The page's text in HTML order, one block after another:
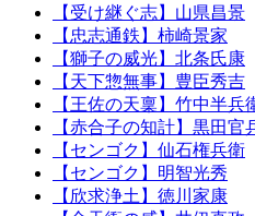
【受け継ぐ志】山県昌景
【忠志通鉄】柿崎景家
【獅子の威光】北条氏康
【天下惣無事】豊臣秀吉
【王佐の天稟】竹中半兵
【赤合子の知計】黒田官
【センゴク】仙石権兵衛
【センゴク】明智光秀
【欣求浄土】徳川家康